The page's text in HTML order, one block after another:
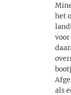
het
als